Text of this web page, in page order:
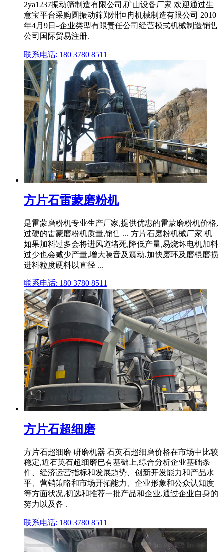
2ya1237振动筛制造有限公司,矿山设备厂家 欢迎通过生
意宝平台采购圆振动筛郑州恒冉机械制造有限公司 2010
年4月9日–企业类型有限责任公司经营模式机械制造销售
公司国际贸易注册.
联系电话: 180 3780 8511
方片石雷蒙磨粉机
是雷蒙磨粉机专业生产厂家,提供优惠的雷蒙磨粉机价格,
过硬的雷蒙磨粉机质量,销售 ... 方片石磨粉机械厂家 机
如果加料过多会将进风道堵死,降低产量,易烧坏电机加料
过少也会减少产量,增大噪音及震动,加快磨环及磨棍磨损
进料粒度硬料以直径 ...
联系电话: 180 3780 8511
方片石超细磨
方片石超细磨 研磨机器 石英石超细磨价格在市场中比较
稳定,近石英石超细磨已有基础上,综合分析企业基础条
件、经济运营指标和发展趋势、创新开发能力和产品水
平、营销策略和市场开拓能力、企业形象和公众认知度
等方面状况,初选和推荐一批产品和企业,通过企业自身的
努力以及各 .
联系电话: 180 3780 8511